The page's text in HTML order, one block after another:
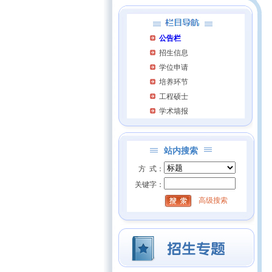
公告栏
招生信息
学位申请
培养环节
工程硕士
学术墙报
站内搜索
方 式：
关键字：
高级搜索